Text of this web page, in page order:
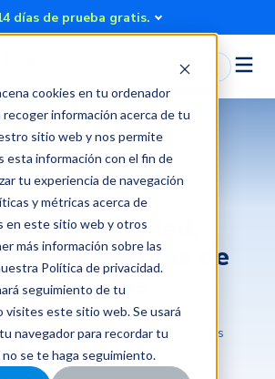
cookies en tu ordenador
recoger información acerca de tu
sitio web y nos permite
esta información con el fin de
tu experiencia de navegación
y métricas acerca de
en este sitio web y otros
más información sobre las
Política de privacidad.
seguimiento de tu
visites este sitio web. Se usará
navegador para recordar tu
se te haga seguimiento.
días de prueba gratis.
Iniciar Sesión
funcionalidad:
de facturas de
16:24:21 3 minutos Rindegastos